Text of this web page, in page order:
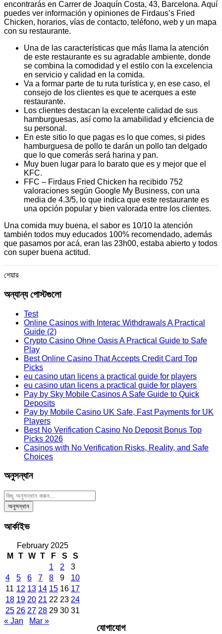
encontrarás en Carrer de Joaquín Costa, 43, Barcelona. Aquí
puedes ver información y opiniones de Firdaus’s Fried
Chicken, horarios, vías de contacto, teléfono, web y un mapa
con su restaurante.
Una de las características que más llama la atención
de este restaurante es su agradable ambiente, donde
se combina la comodidad y el estilo con la excelencia
en servicio y calidad en la comida.
Va a formar parte de tu ruta turística y, en ese caso, el
consejo de los clientes es que te acerques a este
restaurante.
Los clientes destacan la excelente calidad de sus
hamburguesas, así como la amabilidad y eficiencia de
su personal.
En este sitio lo que pagas es lo que comes, si pides
hamburguesa de pollo te darán un pollo tan delgado
que lo que comerás será harina y pan.
Muy buen lugar para lo barato que es y mejor que el
KFC.
FFC – Firdaus Fried Chicken ha recibido 752
valoraciones según Google My Business, con una
media de 4.3/5, lo que indica que este restaurante es
una opción popular y bien valorada entre los clientes.
Una comida muy buena, el sabor es 10/10 la atención
también todos muy educados 100% recomendado, además
que pasamos por acá, eran las 23h00, estaba abierto y todos
con super buena actitud.
শেয়ার
অন্যান্য পোস্টগুলো
Test
Online Casinos with Interac Withdrawals A Practical
Guide (2)
Crypto Casino Ohne Oasis A Practical Guide to Safe
Play
Best Online Casino That Accepts Credit Card Top
Picks
eu casino utan licens a practical guide for players
eu casino utan licens a practical guide for players
Pay by Sky Mobile Casinos A Safe Guide to Quick
Deposits
Pay by Mobile Casino UK Safe, Fast Payments for UK
Players
Best No Verification Casino No Deposit Bonus Top
Picks 2026
Casinos with No Verification Risks, Reality, and Safe
Choices
অনুসন্ধান
আর্কাইভ
February 2025
M
T W T F S
S
1
2
3
4
5 6 7 8 9
10
11 12 13 14 15 16 17
18 19 20 21 22 23 24
25 26 27 28 29 30 31
« Jan
Mar »
যোগাযোগ